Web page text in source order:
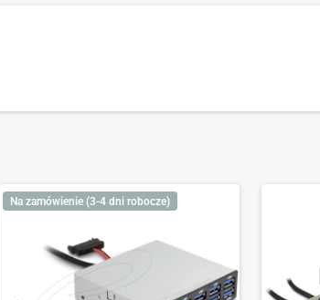
Na zamówienie (3-4 dni robocze)